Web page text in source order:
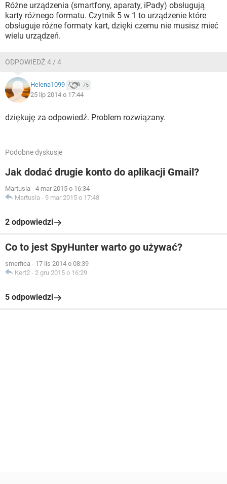
Różne urządzenia (smartfony, aparaty, iPady) obsługują
karty różnego formatu. Czytnik 5 w 1 to urządzenie które
obsługuje różne formaty kart, dzięki czemu nie musisz mieć
wielu urządzeń.
ODPOWIEDŹ 4 / 4
Helena1099 75
25 lip 2014 o 17:44
dziękuję za odpowiedź. Problem rozwiązany.
Podobne dyskusje
Jak dodać drugie konto do aplikacji Gmail?
Martusia - 4 mar 2015 o 16:34
Martusia - 9 mar 2015 o 17:48
2 odpowiedzi
Co to jest SpyHunter warto go używać?
smerfica - 17 lis 2014 o 08:39
Kert2 - 2 gru 2015 o 16:29
5 odpowiedzi